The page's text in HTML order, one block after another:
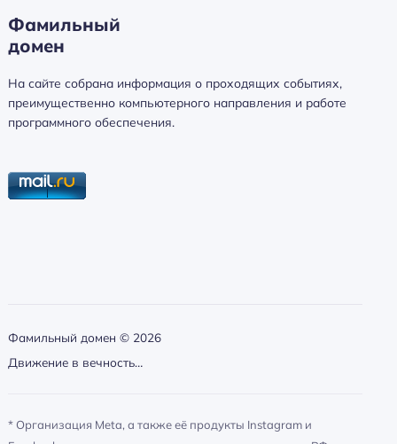
Фамильный
домен
На сайте собрана информация о проходящих событиях,
преимущественно компьютерного направления и работе
программного обеспечения.
Фамильный домен © 2026
Движение в вечность…
* Организация Meta, а также её продукты Instagram и
Н
а
й
т
и